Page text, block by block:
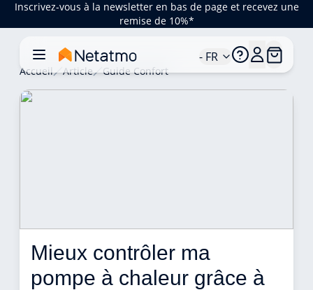
Inscrivez-vous à la newsletter en bas de page et recevez une
remise de 10%*
- FR
Accueil Article Guide Confort
Mieux contrôler ma
pompe à chaleur grâce à